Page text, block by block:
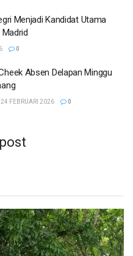
Menjadi Kandidat Utama
Madrid
0
Absen Delapan Minggu
24 FEBRUARI 2026 0